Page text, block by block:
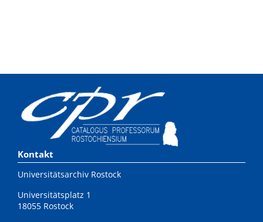
Kontakt
Universitätsarchiv Rostock
Universitätsplatz 1
18055 Rostock